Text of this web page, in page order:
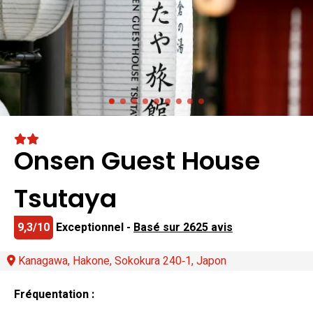
Onsen Guest House
Tsutaya
9,3/10 Exceptionnel - Basé sur 2625 avis
Kanagawa, Hakone, Sokokura 240‐1, Japon
Fréquentation :